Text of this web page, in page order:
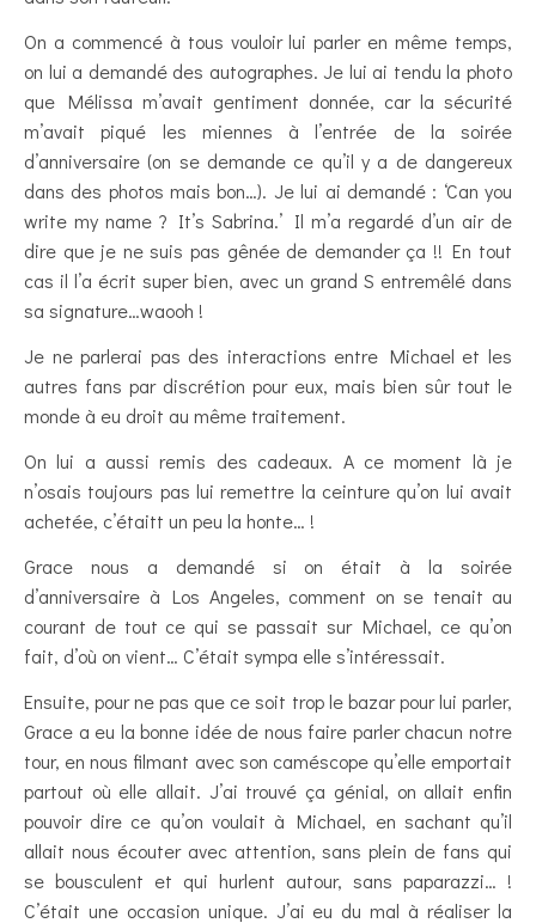
On a commencé à tous vouloir lui parler en même temps,
on lui a demandé des autographes. Je lui ai tendu la photo
que Mélissa m’avait gentiment donnée, car la sécurité
m’avait piqué les miennes à l’entrée de la soirée
d’anniversaire (on se demande ce qu’il y a de dangereux
dans des photos mais bon…). Je lui ai demandé : ‘Can you
write my name ? It’s Sabrina.’ Il m’a regardé d’un air de
dire que je ne suis pas gênée de demander ça !! En tout
cas il l’a écrit super bien, avec un grand S entremêlé dans
sa signature…waooh !
Je ne parlerai pas des interactions entre Michael et les
autres fans par discrétion pour eux, mais bien sûr tout le
monde à eu droit au même traitement.
On lui a aussi remis des cadeaux. A ce moment là je
n’osais toujours pas lui remettre la ceinture qu’on lui avait
achetée, c’étaitt un peu la honte… !
Grace nous a demandé si on était à la soirée
d’anniversaire à Los Angeles, comment on se tenait au
courant de tout ce qui se passait sur Michael, ce qu’on
fait, d’où on vient… C’était sympa elle s’intéressait.
Ensuite, pour ne pas que ce soit trop le bazar pour lui parler,
Grace a eu la bonne idée de nous faire parler chacun notre
tour, en nous filmant avec son caméscope qu’elle emportait
partout où elle allait. J’ai trouvé ça génial, on allait enfin
pouvoir dire ce qu’on voulait à Michael, en sachant qu’il
allait nous écouter avec attention, sans plein de fans qui
se bousculent et qui hurlent autour, sans paparazzi… !
C’était une occasion unique. J’ai eu du mal à réaliser la